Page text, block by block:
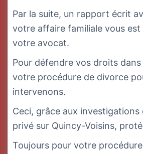
Par la suite, un rapport écrit
votre affaire familiale vous est
votre avocat.
Pour défendre vos droits
votre procédure de divorce
intervenons.
Ceci, grâce aux investigations
privé sur Quincy-Voisins,
Toujours pour votre